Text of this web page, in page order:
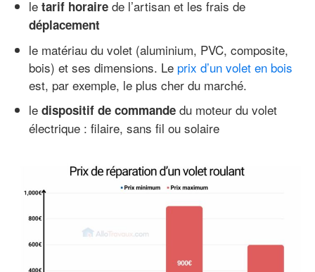
le tarif horaire de l’artisan et les frais de
déplacement
le matériau du volet (aluminium, PVC, composite,
bois) et ses dimensions. Le prix d’un volet en bois
est, par exemple, le plus cher du marché.
le dispositif de commande du moteur du volet
électrique : filaire, sans fil ou solaire